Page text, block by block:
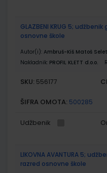
GLAZBENI KRUG 5;
osnovne škole
Autor(i): Ambruš-Kiš Matoš
Nakladnik: PROFIL KLETT d.o.o.
SKU: 556177
ŠIFRA OMOTA: 500285
Udžbenik
LIKOVNA AVANTURA 5;
razred osnovne škole